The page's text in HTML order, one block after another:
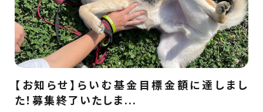
【お知らせ】らいむ基金目標金額に達しまし
た！募集終了いたしま...